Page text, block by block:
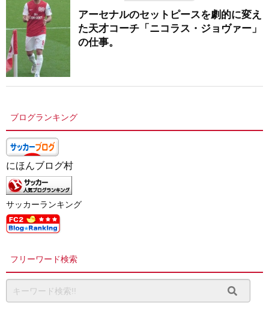
アーセナルのセットピースを劇的に変え
た天才コーチ「ニコラス・ジョヴァー」
の仕事。
ブログランキング
にほんブログ村
サッカーランキング
フリーワード検索